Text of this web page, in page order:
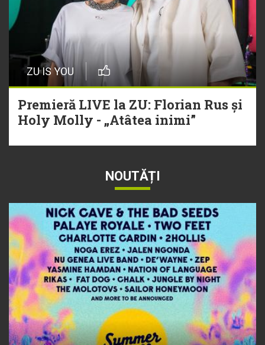
ZU IS YOU
Premieră LIVE la ZU: Florian Rus și
Holy Molly - „Atâtea inimi”
NOUTĂȚI